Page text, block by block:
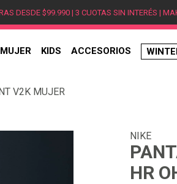
DESDE $99.990 | 3 CUOTAS SIN INTERÉS |
MUJER KIDS ACCESORIOS
V2K MUJER
NIKE
HR
1.
hombre